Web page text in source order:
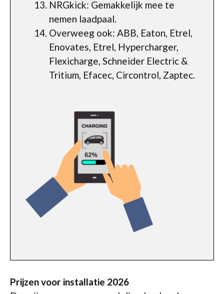
NRGkick: Gemakkelijk mee te
nemen laadpaal.
Overweeg ook: ABB, Eaton, Etrel,
Enovates, Etrel, Hypercharger,
Flexicharge, Schneider Electric &
Tritium, Efacec, Circontrol, Zaptec.
Prijzen voor installatie 2026